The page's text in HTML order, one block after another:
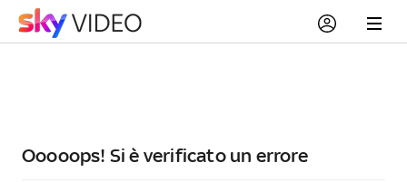
Ooooops! Si è verificato un errore